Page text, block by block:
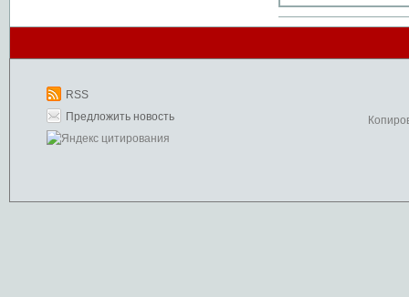
RSS
Предложить новость